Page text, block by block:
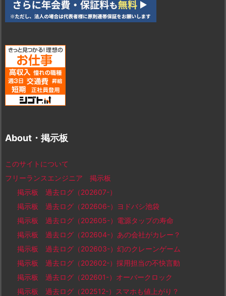
About・掲示板
このサイトについて
フリーランスエンジニア 掲示板
掲示板 過去ログ（202607-）
掲示板 過去ログ（202606-）ヨドバシ池袋
掲示板 過去ログ（202605-）電源タップの寿命
掲示板 過去ログ（202604-）あの会社がカレー？
掲示板 過去ログ（202603-）幻のクレーンゲーム
掲示板 過去ログ（202602-）採用担当の不快言動
掲示板 過去ログ（202601-）オーバークロック
掲示板 過去ログ（202512-）スマホも値上がり？